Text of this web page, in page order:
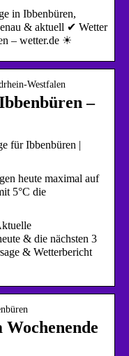
in Ibbenbüren,
& aktuell ✔ Wetter
– wetter.de ☀
Westfalen
–
für Ibbenbüren |
heute maximal auf
5°C die
& die nächsten 3
& Wetterbericht